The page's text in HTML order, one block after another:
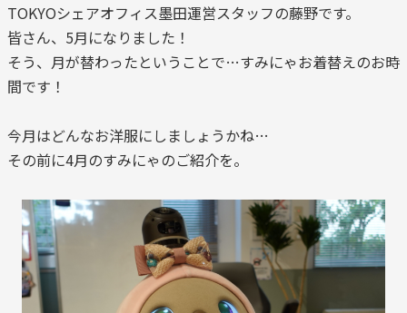
TOKYOシェアオフィス墨田運営スタッフの藤野です。
皆さん、5月になりました！
そう、月が替わったということで…すみにゃお着替えのお時
間です！
今月はどんなお洋服にしましょうかね…
その前に4月のすみにゃのご紹介を。